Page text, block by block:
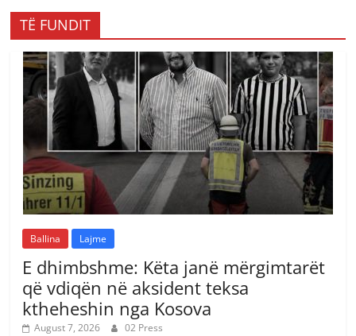
TË FUNDIT
Ballina Lajme
E dhimbshme: Këta janë mërgimtarët
që vdiqën në aksident teksa
ktheheshin nga Kosova
August 7, 2026 02 Press